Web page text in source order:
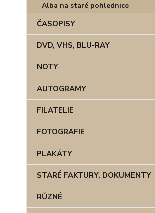
Alba na staré pohlednice
ČASOPISY
DVD, VHS, BLU-RAY
NOTY
AUTOGRAMY
FILATELIE
FOTOGRAFIE
PLAKÁTY
STARÉ FAKTURY, DOKUMENTY
RŮZNÉ